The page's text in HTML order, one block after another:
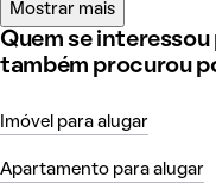
Mostrar mais
Quem se interessou
também procurou
Imóvel para alugar
Apartamento para alugar